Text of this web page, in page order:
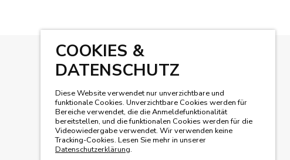
COOKIES &
DATENSCHUTZ
Diese Website verwendet nur unverzichtbare und
funktionale Cookies. Unverzichtbare Cookies werden für
Bereiche verwendet, die die Anmeldefunktionalität
bereitstellen, und die funktionalen Cookies werden für die
Videowiedergabe verwendet. Wir verwenden keine
Tracking-Cookies. Lesen Sie mehr in unserer
Datenschutzerklärung.
UNSER MAGAZIN LESEN